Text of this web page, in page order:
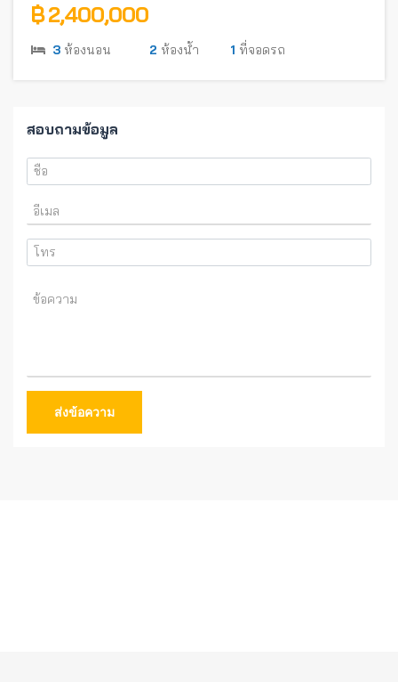
฿ 2,400,000
3 ห้องนอน 2 ห้องน้ำ 1 ที่จอดรถ
สอบถามข้อมูล
ส่งข้อความ